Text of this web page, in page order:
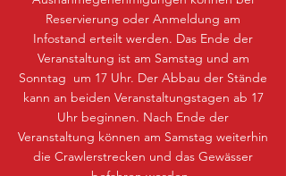
Reservierung oder Anmeldung am
Infostand erteilt werden. Das Ende der
Veranstaltung ist am Samstag und am
Sonntag um 17 Uhr. Der Abbau der Stände
kann an beiden Veranstaltungstagen ab 17
Uhr beginnen. Nach Ende der
Veranstaltung können am Samstag weiterhin
die Crawlerstrecken und das Gewässer